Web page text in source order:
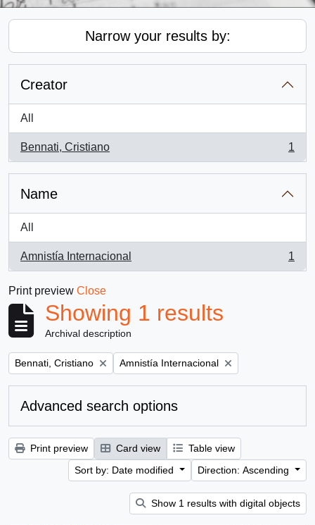
Narrow your results by:
Creator
All
Bennati, Cristiano
, 1 results
1
Name
All
Amnistía Internacional
, 1 results
1
Print preview Close
Showing 1 results
Archival description
Remove filter:
Bennati, Cristiano Remove filter:
Amnistía Internacional
Advanced search options
Print preview Card view
Table view
Sort by: Date modified
Direction: Ascending
Show 1 results with digital objects